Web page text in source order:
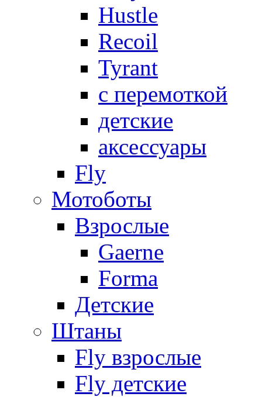
Hustle
Recoil
Tyrant
с перемоткой
детские
аксессуары
Fly
Мотоботы
Взрослые
Gaerne
Forma
Детские
Штаны
Fly взрослые
Fly детские